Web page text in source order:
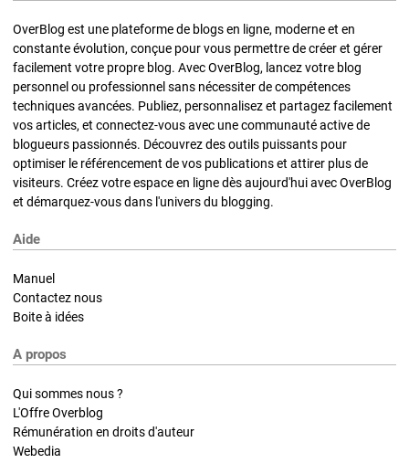
OverBlog est une plateforme de blogs en ligne, moderne et en
constante évolution, conçue pour vous permettre de créer et gérer
facilement votre propre blog. Avec OverBlog, lancez votre blog
personnel ou professionnel sans nécessiter de compétences
techniques avancées. Publiez, personnalisez et partagez facilement
vos articles, et connectez-vous avec une communauté active de
blogueurs passionnés. Découvrez des outils puissants pour
optimiser le référencement de vos publications et attirer plus de
visiteurs. Créez votre espace en ligne dès aujourd'hui avec OverBlog
et démarquez-vous dans l'univers du blogging.
Aide
Manuel
Contactez nous
Boite à idées
A propos
Qui sommes nous ?
L'Offre Overblog
Rémunération en droits d'auteur
Webedia